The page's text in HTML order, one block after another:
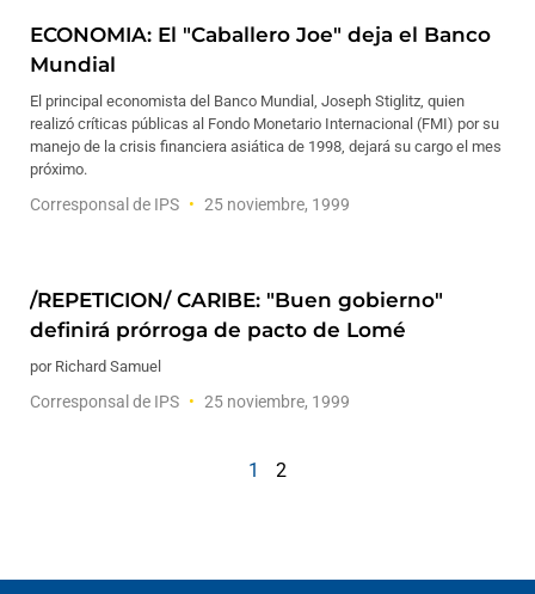
ECONOMIA: El "Caballero Joe" deja el Banco
Mundial
El principal economista del Banco Mundial, Joseph Stiglitz, quien
realizó críticas públicas al Fondo Monetario Internacional (FMI) por su
manejo de la crisis financiera asiática de 1998, dejará su cargo el mes
próximo.
Corresponsal de IPS 25 noviembre, 1999
/REPETICION/ CARIBE: "Buen gobierno"
definirá prórroga de pacto de Lomé
por Richard Samuel
Corresponsal de IPS 25 noviembre, 1999
1 2